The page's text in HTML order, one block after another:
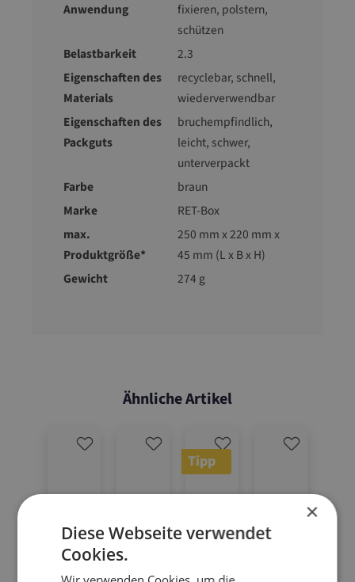
Anwendung
fixieren, polstern,
schützen
Belastbarkeit
2.3
Eigenschaften des
Materials
recyclebar, schnell,
wiederverwendbar
Eigenschaften des
Packguts
bruchempfindlich,
leicht, schwer,
unterverpackt
Farbe
braun
Marke
RET-Box
max.
Produktgröße*
250 mm x 220 mm x
45 mm (L x B x H)
Gewicht
274 g
Ähnliche Artikel
Tipp
×
Diese Webseite verwendet
Cookies.